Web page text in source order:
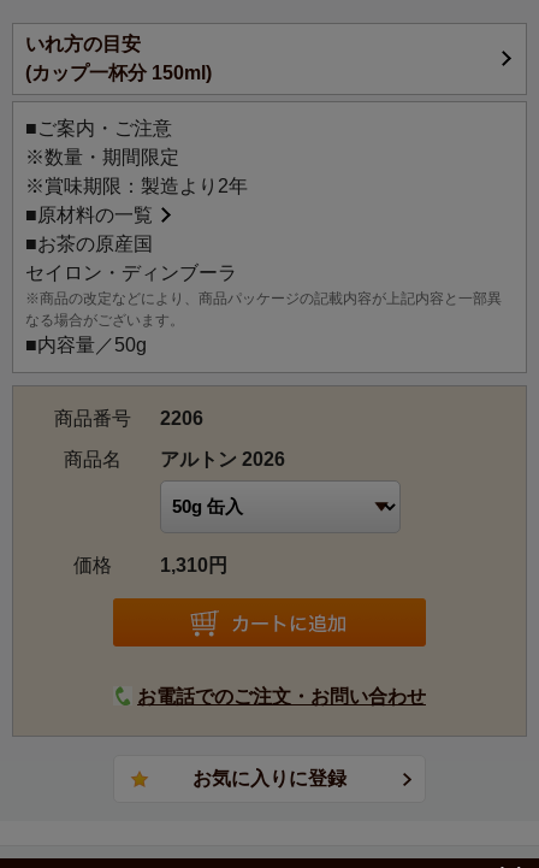
【お茶の説明】
ミディアムグロウンからハイグロウンに位置する標高で作
られるディンブーラ紅茶は、1～2月にかけてクオリティー
シーズンを迎え、この季節に収穫される紅茶には、まろや
かな味わいと清涼感のある爽やかな風味が際立ちます。生
き生きとした王道の風味は、ストレートはもちろん、ミル
クティーやレモンティーにもおすすめです。
【茶園情報】
1880年に設立されたアルトン茶園は、標高1,430～1,690m
の高地に位置しています。アルトン茶園は、マスケリヤか
ら約10km、ハットンから約22kmに位置し、この地域はセ
地となっています。茶園の面積は約350ヘクタールで、高地
での茶の生産に重点を置いています。
レインフォレスト・アライアンスやフェアトレードなどの
認定を受けており、主に輸出市場に製品を供給していま
いれ方の目安
(カップ一杯分 150ml)
■ご案内・ご注意
※数量・期間限定
※賞味期限：製造より2年
■原材料の一覧
■お茶の原産国
セイロン・ディンブーラ
※商品の改定などにより、商品パッケージの記載内容が上記内容と一部異
なる場合がございます。
■内容量／50g
商品番号
2206
商品名
アルトン 2026
価格 1,310円
お電話でのご注文・お問い合わせ